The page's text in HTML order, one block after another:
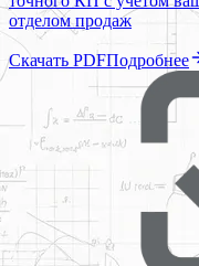
отделом продаж
Скачать PDFПодробнее